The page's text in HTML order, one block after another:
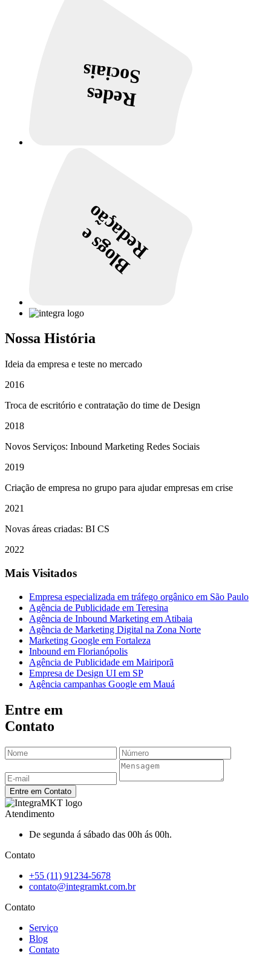
Redes
Sociais
Blogs e
Redação
Nossa História
Ideia da empresa e teste no mercado
2016
Troca de escritório e contratação do time de Design
2018
Novos Serviços: Inbound Marketing Redes Sociais
2019
Criação de empresa no grupo para ajudar empresas em crise
2021
Novas áreas criadas: BI CS
2022
Mais Visitados
Empresa especializada em tráfego orgânico em São Paulo
Agência de Publicidade em Teresina
Agência de Inbound Marketing em Atibaia
Agência de Marketing Digital na Zona Norte
Marketing Google em Fortaleza
Inbound em Florianópolis
Agência de Publicidade em Mairiporã
Empresa de Design UI em SP
Agência campanhas Google em Mauá
Entre em
Contato
Entre em Contato
Atendimento
De segunda á sábado das 00h ás 00h.
Contato
+55 (11) 91234-5678
contato@integramkt.com.br
Contato
Serviço
Blog
Contato